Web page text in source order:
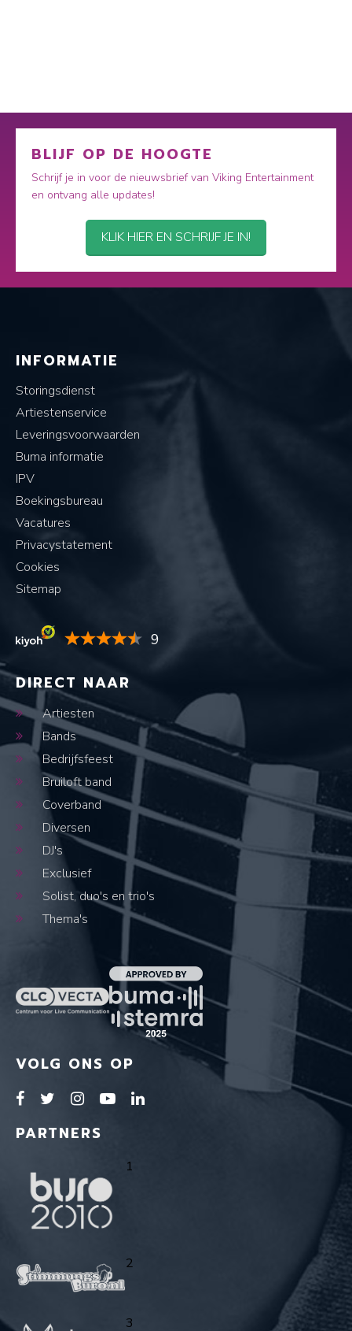
BLIJF OP DE HOOGTE
Schrijf je in voor de nieuwsbrief van Viking Entertainment
en ontvang alle updates!
KLIK HIER EN SCHRIJF JE IN!
INFORMATIE
Storingsdienst
Artiestenservice
Leveringsvoorwaarden
Buma informatie
IPV
Boekingsbureau
Vacatures
Privacystatement
Cookies
Sitemap
9
DIRECT NAAR
Artiesten
Bands
Bedrijfsfeest
Bruiloft band
Coverband
Diversen
DJ's
Exclusief
Solist, duo's en trio's
Thema's
VOLG ONS OP
PARTNERS
1
2
3